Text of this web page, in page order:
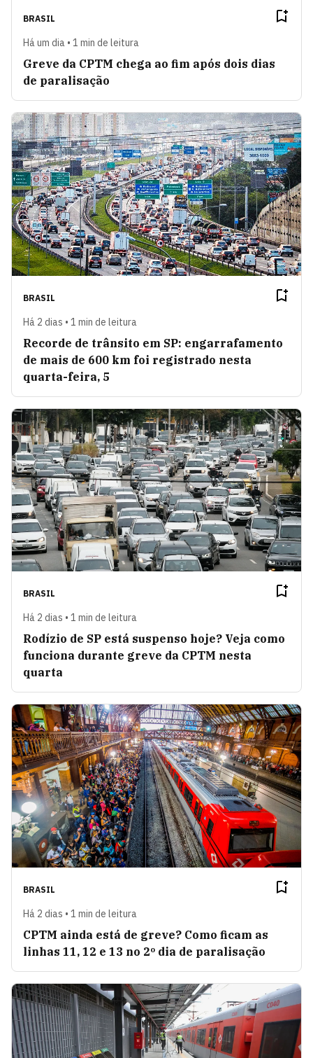
BRASIL
Há um dia • 1 min de leitura
Greve da CPTM chega ao fim após dois dias
de paralisação
BRASIL
Há 2 dias • 1 min de leitura
Recorde de trânsito em SP: engarrafamento
de mais de 600 km foi registrado nesta
quarta-feira, 5
BRASIL
Há 2 dias • 1 min de leitura
Rodízio de SP está suspenso hoje? Veja como
funciona durante greve da CPTM nesta
quarta
BRASIL
Há 2 dias • 1 min de leitura
CPTM ainda está de greve? Como ficam as
linhas 11, 12 e 13 no 2º dia de paralisação